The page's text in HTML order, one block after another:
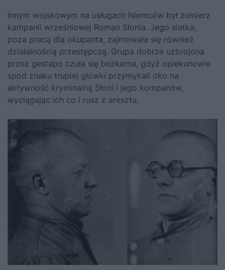
Innym wojskowym na usługach Niemców był żołnierz
kampanii wrześniowej Roman Słonia. Jego siatka,
poza pracą dla okupanta, zajmowała się również
działalnością przestępczą. Grupa dobrze uzbrojona
przez gestapo czuła się bezkarna, gdyż opiekunowie
spod znaku trupiej główki przymykali oko na
aktywność kryminalną Słoni i jego kompanów,
wyciągając ich co i rusz z aresztu.